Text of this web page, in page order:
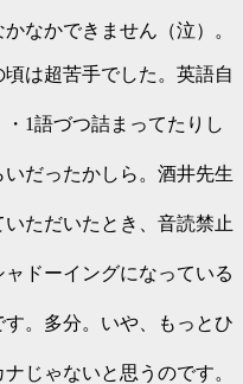
なかできません（泣）。
は超苦手でした。英語自
1語づつ詰まってたりし
だったかしら。酒井先生
ただいたとき、音読禁止
ドーイングになっている
。多分。いや、もっとひ
じゃないと思うのです。